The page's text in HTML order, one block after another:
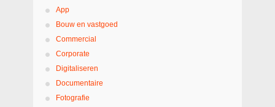
App
Bouw en vastgoed
Commercial
Corporate
Digitaliseren
Documentaire
Fotografie